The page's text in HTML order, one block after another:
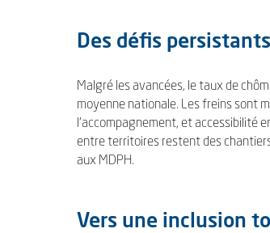
Des défis persistants
Malgré les avancées, le taux de
moyenne nationale. Les freins sont
l’accompagnement, et accessibilité
entre territoires restent des
aux MDPH.
Vers une inclusion